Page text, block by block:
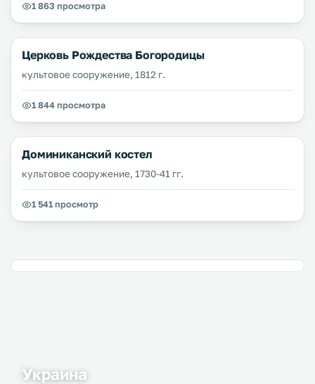
1 863 просмотра
Церковь Рождества Богородицы
культовое сооружение, 1812 г.
1 844 просмотра
Доминиканский костел
культовое сооружение, 1730-41 гг.
1 541 просмотр
Украина